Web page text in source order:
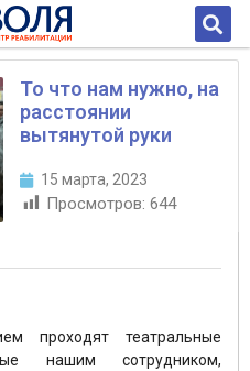
То что нам нужно, на
расстоянии
вытянутой руки
15 марта, 2023
Просмотров: 644
проходят театральные
нашим сотрудником,